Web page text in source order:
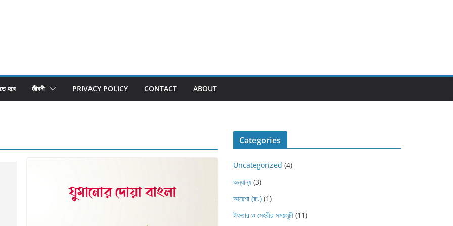
হবে জীবনী PRIVACY POLICY CONTACT ABOUT
Categories
Uncategorized (4)
অন্যান্য (3)
আয়েশা (রা.) (1)
ইফতার ও সেহরীর সময়সূচী (11)